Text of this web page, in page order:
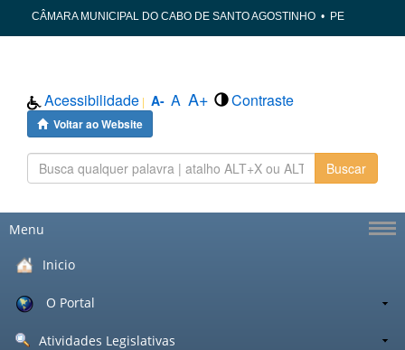
CÂMARA MUNICIPAL DO CABO DE SANTO AGOSTINHO • PE
Acessibilidade | A- A A+ Contraste
Voltar ao Website
Buscar
Menu
Inicio
O Portal
Atividades Legislativas